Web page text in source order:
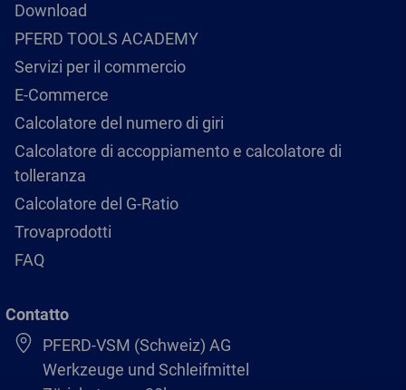
Download
PFERD TOOLS ACADEMY
Servizi per il commercio
E-Commerce
Calcolatore del numero di giri
Calcolatore di accoppiamento e calcolatore di
tolleranza
Calcolatore del G-Ratio
Trovaprodotti
FAQ
Contatto
PFERD-VSM (Schweiz) AG
Werkzeuge und Schleifmittel